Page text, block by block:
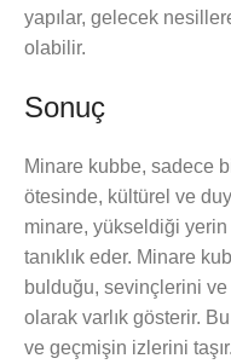
yapılar, gelecek
olabilir.
Sonuç
Minare kubbe, sadece
ötesinde, kültürel ve
minare, yükseldiği
tanıklık eder. Minare
bulduğu, sevinçlerini ve
olarak varlık gösterir.
ve geçmişin izlerini